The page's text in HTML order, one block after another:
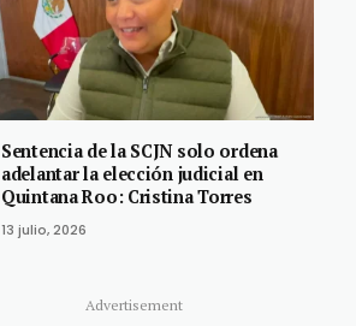
Sentencia de la SCJN solo ordena
adelantar la elección judicial en
Quintana Roo: Cristina Torres
13 julio, 2026
Advertisement